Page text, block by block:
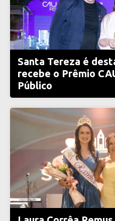
Santa Tereza é
recebe o Prêmio
Público